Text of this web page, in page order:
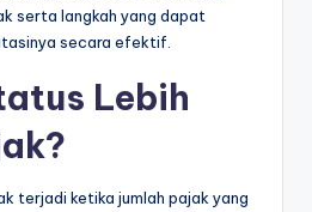
serta langkah yang dapat
secara efektif.
Lebih
terjadi ketika jumlah pajak yang